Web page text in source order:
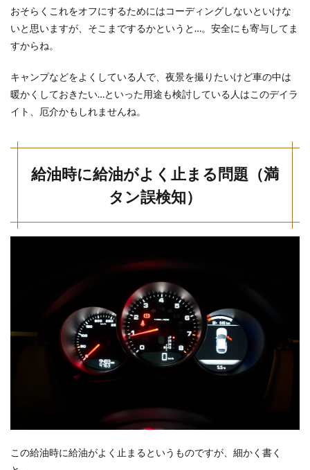
おそらくこれをオフにするためにはコーディングしないといけな
いと思いますが、そこまでするかというと…。安全にも寄与してま
すからね。
キャンプなどをよくしている人で、夜景を撮りたいけど車の中は
暖かくしておきたい…といった用途も検討している人はこのデイラ
イト、厄介かもしれませんね。
給油時に給油がよく止まる問題（満
タン誤検知）
この給油時に給油がよく止まるというものですが、細かく書く